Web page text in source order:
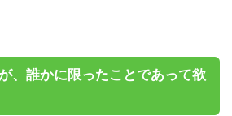
、誰かに限ったことであって欲